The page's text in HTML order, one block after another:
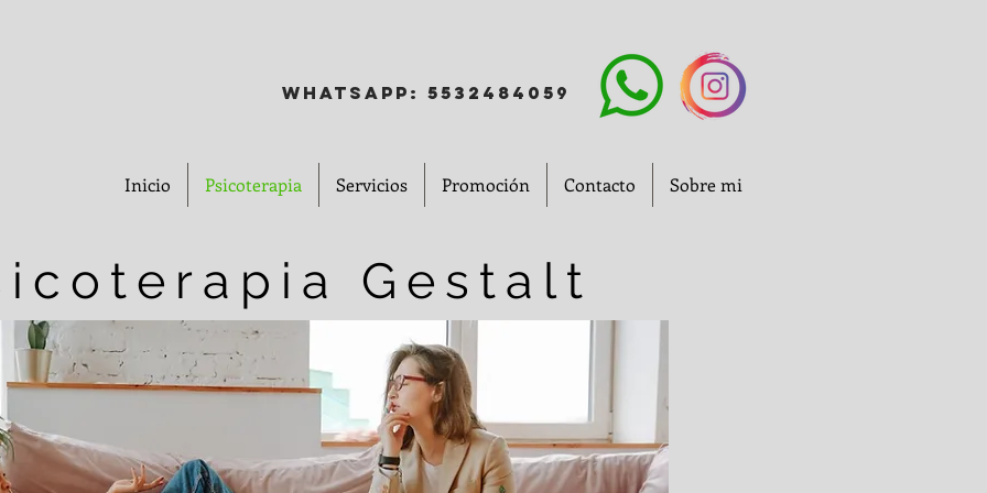
whatsapp: 5532484059
Inicio Psicoterapia Servicios Promoción Contacto Sobre mi
Gestalt